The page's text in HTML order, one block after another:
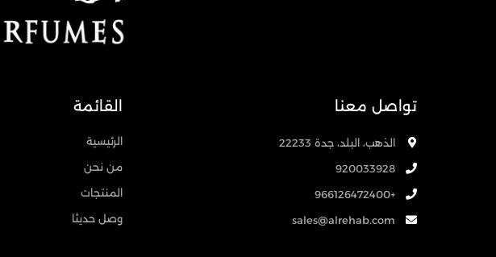
تواصل معنا
الذهب، البلد، جدة 22233
920033928
+966126472400
sales@alrehab.com
القائمة
الرئيسية
من نحن
المنتجات
وصل حديثا